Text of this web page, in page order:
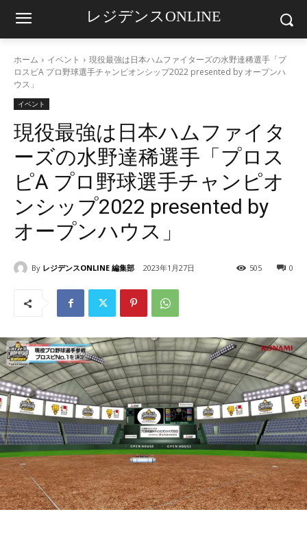
レジデンスONLINE
ホーム イベント
現役最強は⽇本ハムファイターズの⽔野達稀選⼿「プ
ロスピA プロ野球選⼿チャンピオンシップ2022 presented by オープンハ
ウス」
イベント
現役最強は⽇本ハムファイタ
ーズの⽔野達稀選⼿「プロス
ピA プロ野球選⼿チャンピオ
ンシップ2022 presented by
オープンハウス」
By レジデンスONLINE 編集部 2023年1月27日 0
505